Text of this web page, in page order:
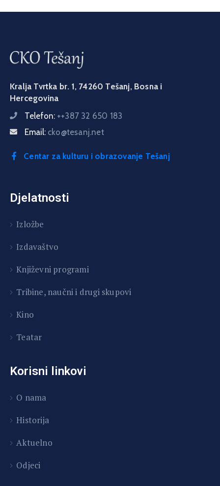
Kralja Tvrtka br. 1, 74260 Tešanj, Bosna i
Hercegovina
Telefon: ++387 32 650 183
Email: cko@tesanj.net
Centar za kulturu i obrazovanje Tešanj
Djelatnosti
Izložbe
Izdavaštvo
Književni programi
Tribine, naučni i drugi skupovi
Kino
Teatar
Korisni linkovi
O nama
Historija
Aktuelno
Odjeci